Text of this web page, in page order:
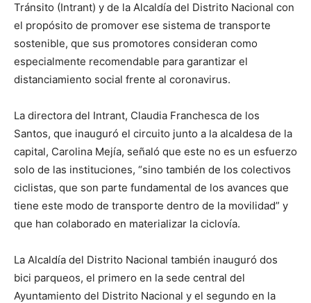
Tránsito (Intrant) y de la Alcaldía del Distrito Nacional con
el propósito de promover ese sistema de transporte
sostenible, que sus promotores consideran como
especialmente recomendable para garantizar el
distanciamiento social frente al coronavirus.
La directora del Intrant, Claudia Franchesca de los
Santos, que inauguró el circuito junto a la alcaldesa de la
capital, Carolina Mejía, señaló que este no es un esfuerzo
solo de las instituciones, “sino también de los colectivos
ciclistas, que son parte fundamental de los avances que
tiene este modo de transporte dentro de la movilidad” y
que han colaborado en materializar la ciclovía.
La Alcaldía del Distrito Nacional también inauguró dos
bici parqueos, el primero en la sede central del
Ayuntamiento del Distrito Nacional y el segundo en la